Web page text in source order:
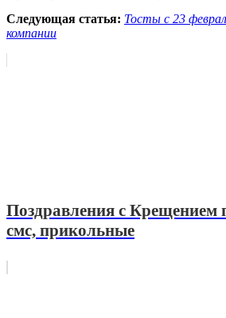
Следующая статья: Тосты с 23
компании
Поздравления с Крещением
смс, прикольные